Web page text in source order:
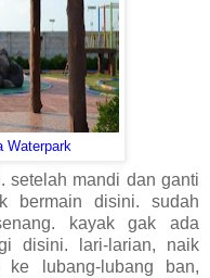
Waterpark
setelah mandi dan ganti
bermain disini. sudah
kayak gak ada
disini. lari-larian, naik
ke lubang-lubang ban,